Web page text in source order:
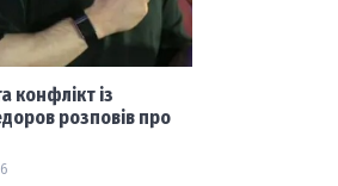
конфлікт із
розповів про